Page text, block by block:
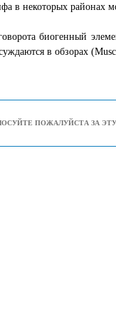
в некоторых районах
биогенный
в обзорах
ПОЖАЛУЙСТА ЗА